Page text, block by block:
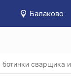
Балаково